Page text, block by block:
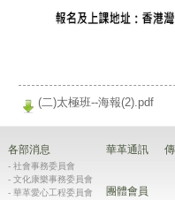
(二)太極班--海報(2).pdf
各部消息
- 社會事務委員會
- 文化康樂事務委員會
- 華革愛心工程委員會
華革通訊
團體會員